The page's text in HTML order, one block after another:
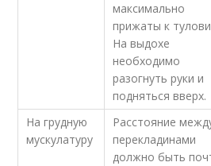
максимально
прижаты к
На выдохе
необходимо
разогнуть руки и
подняться вверх.
На грудную
мускулатуру
Расстояние
перекладинами
должно быть